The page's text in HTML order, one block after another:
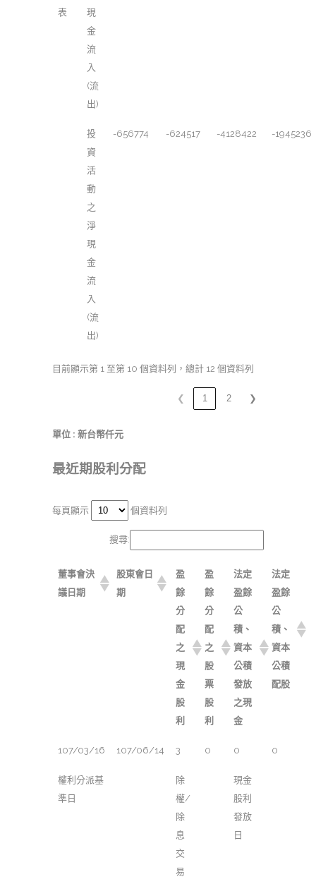
表
現
金
流
入
(流
出)
投
資
活
動
之
淨
現
金
流
入
(流
出)
-656774 -624517 -4128422 -1945236
目前顯示第 1 至第 10 個資料列，總計 12 個資料列
❮ 1 2 ❯
單位 : 新台幣仟元
最近期股利分配
每頁顯示 個資料列
搜尋:
董事會決
議日期
股東會日
期
盈
餘
分
配
之
現
金
股
利
盈
餘
分
配
之
股
票
股
利
法定
盈餘
公
積、
資本
公積
發放
之現
金
法定
盈餘
公
積、
資本
公積
配股
107/03/16 107/06/14 3 0 0 0
權利分派基
準日
除
權/
除
息
交
易
現金
股利
發放
日